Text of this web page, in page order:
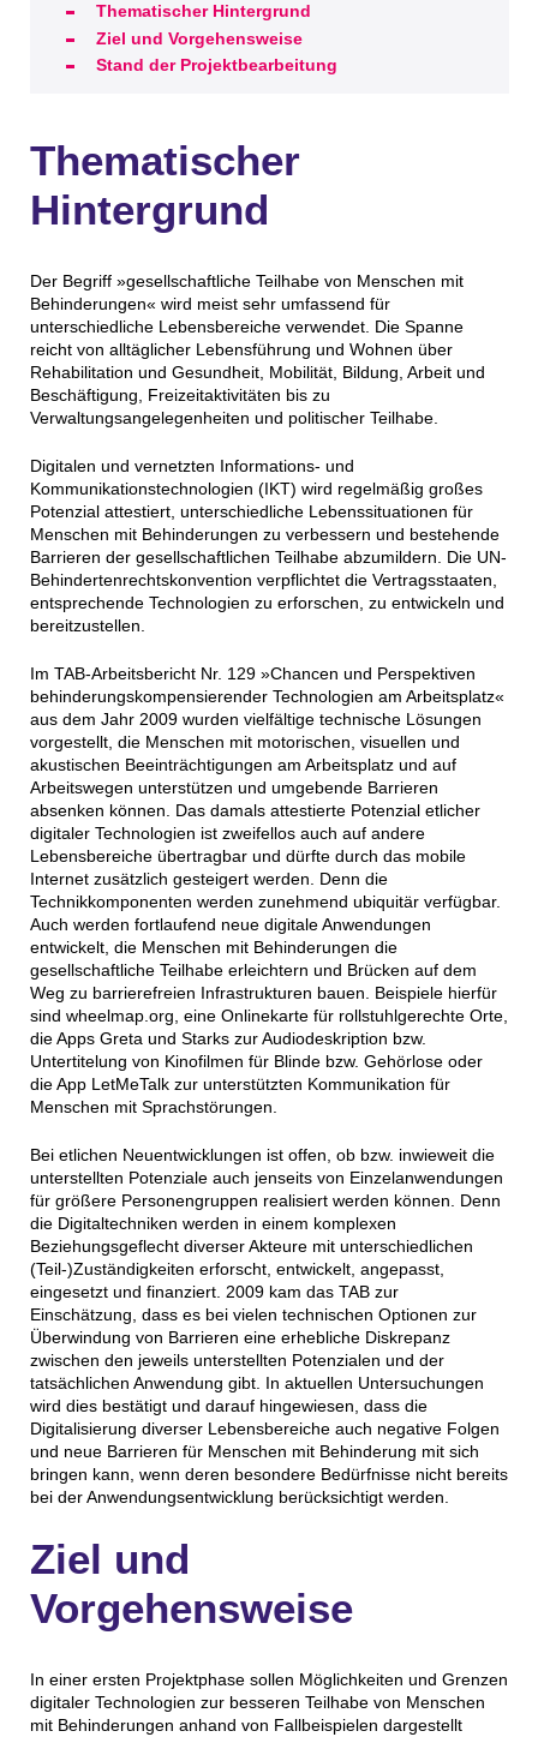
Thematischer Hintergrund
Ziel und Vorgehensweise
Stand der Projektbearbeitung
Thematischer
Hintergrund
Der Begriff »gesellschaftliche Teilhabe von Menschen mit
Behinderungen« wird meist sehr umfassend für
unterschiedliche Lebensbereiche verwendet. Die Spanne
reicht von alltäglicher Lebensführung und Wohnen über
Rehabilitation und Gesundheit, Mobilität, Bildung, Arbeit und
Beschäftigung, Freizeitaktivitäten bis zu
Verwaltungsangelegenheiten und politischer Teilhabe.
Digitalen und vernetzten Informations- und
Kommunikationstechnologien (IKT) wird regelmäßig großes
Potenzial attestiert, unterschiedliche Lebenssituationen für
Menschen mit Behinderungen zu verbessern und bestehende
Barrieren der gesellschaftlichen Teilhabe abzumildern. Die UN-
Behindertenrechtskonvention verpflichtet die Vertragsstaaten,
entsprechende Technologien zu erforschen, zu entwickeln und
bereitzustellen.
Im TAB-Arbeitsbericht Nr. 129 »Chancen und Perspektiven
behinderungskompensierender Technologien am Arbeitsplatz«
aus dem Jahr 2009 wurden vielfältige technische Lösungen
vorgestellt, die Menschen mit motorischen, visuellen und
akustischen Beeinträchtigungen am Arbeitsplatz und auf
Arbeitswegen unterstützen und umgebende Barrieren
absenken können. Das damals attestierte Potenzial etlicher
digitaler Technologien ist zweifellos auch auf andere
Lebensbereiche übertragbar und dürfte durch das mobile
Internet zusätzlich gesteigert werden. Denn die
Technikkomponenten werden zunehmend ubiquitär verfügbar.
Auch werden fortlaufend neue digitale Anwendungen
entwickelt, die Menschen mit Behinderungen die
gesellschaftliche Teilhabe erleichtern und Brücken auf dem
Weg zu barrierefreien Infrastrukturen bauen. Beispiele hierfür
sind wheelmap.org, eine Onlinekarte für rollstuhlgerechte Orte,
die Apps Greta und Starks zur Audiodeskription bzw.
Untertitelung von Kinofilmen für Blinde bzw. Gehörlose oder
die App LetMeTalk zur unterstützten Kommunikation für
Menschen mit Sprachstörungen.
Bei etlichen Neuentwicklungen ist offen, ob bzw. inwieweit die
unterstellten Potenziale auch jenseits von Einzelanwendungen
für größere Personengruppen realisiert werden können. Denn
die Digitaltechniken werden in einem komplexen
Beziehungsgeflecht diverser Akteure mit unterschiedlichen
(Teil-)Zuständigkeiten erforscht, entwickelt, angepasst,
eingesetzt und finanziert. 2009 kam das TAB zur
Einschätzung, dass es bei vielen technischen Optionen zur
Überwindung von Barrieren eine erhebliche Diskrepanz
zwischen den jeweils unterstellten Potenzialen und der
tatsächlichen Anwendung gibt. In aktuellen Untersuchungen
wird dies bestätigt und darauf hingewiesen, dass die
Digitalisierung diverser Lebensbereiche auch negative Folgen
und neue Barrieren für Menschen mit Behinderung mit sich
bringen kann, wenn deren besondere Bedürfnisse nicht bereits
bei der Anwendungsentwicklung berücksichtigt werden.
Ziel und
Vorgehensweise
In einer ersten Projektphase sollen Möglichkeiten und Grenzen
digitaler Technologien zur besseren Teilhabe von Menschen
mit Behinderungen anhand von Fallbeispielen dargestellt